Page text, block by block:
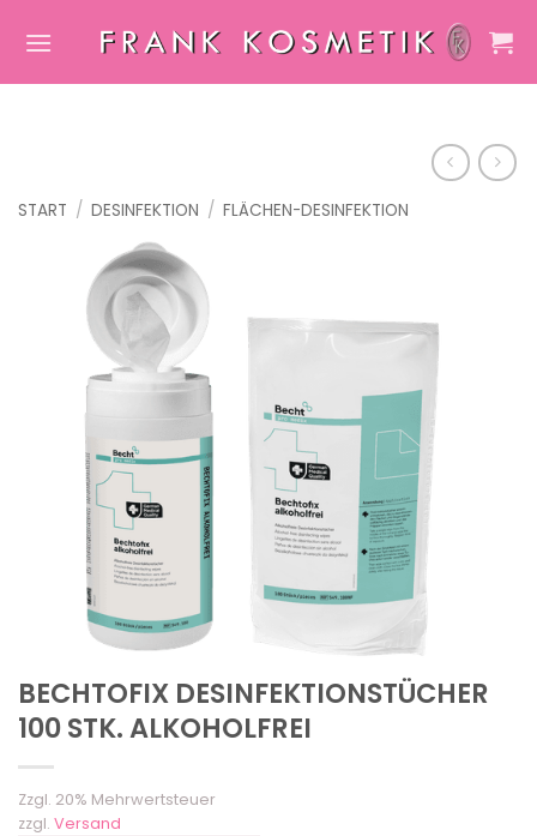
Inhalt
START / DESINFEKTION / FLÄCHEN-DESINFEKTION
BECHTOFIX DESINFEKTIONSTÜCHER
100 STK. ALKOHOLFREI
Zzgl. 20% Mehrwertsteuer
zzgl. Versand